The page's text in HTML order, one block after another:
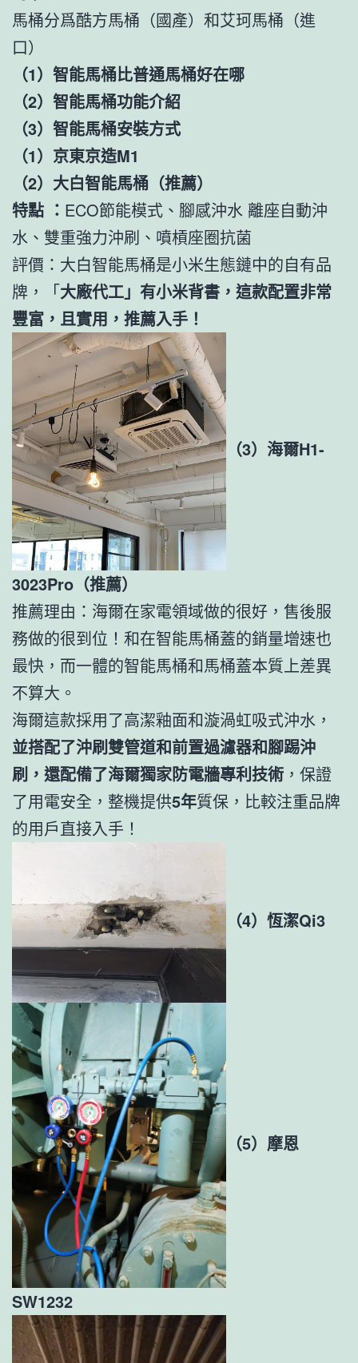
馬桶分爲酷方馬桶（國產）和艾珂馬桶（進
口）
（1）智能馬桶比普通馬桶好在哪
（2）智能馬桶功能介紹
（3）智能馬桶安裝方式
（1）京東京造M1
（2）大白智能馬桶（推薦）
特點 ： ECO節能模式、腳感沖水 離座自動沖
水、雙重強力沖刷、噴槓座圈抗菌
評價：大白智能馬桶是小米生態鏈中的自有品
牌，「大廠代工」有小米背書，這款配置非常
豐富，且實用，推薦入手！
（3）海爾H1-
3023Pro（推薦）
推薦理由：海爾在家電領域做的很好，售後服
務做的很到位！和在智能馬桶蓋的銷量增速也
最快，而一體的智能馬桶和馬桶蓋本質上差異
不算大。
海爾這款採用了高潔釉面和漩渦虹吸式沖水，
並搭配了沖刷雙管道和前置過濾器和腳踢沖
刷，還配備了海爾獨家防電牆專利技術 ，保證
了用電安全，整機提供5年質保，比較注重品牌
的用戶直接入手！
（4）恆潔Qi3
（5）摩恩
SW1232